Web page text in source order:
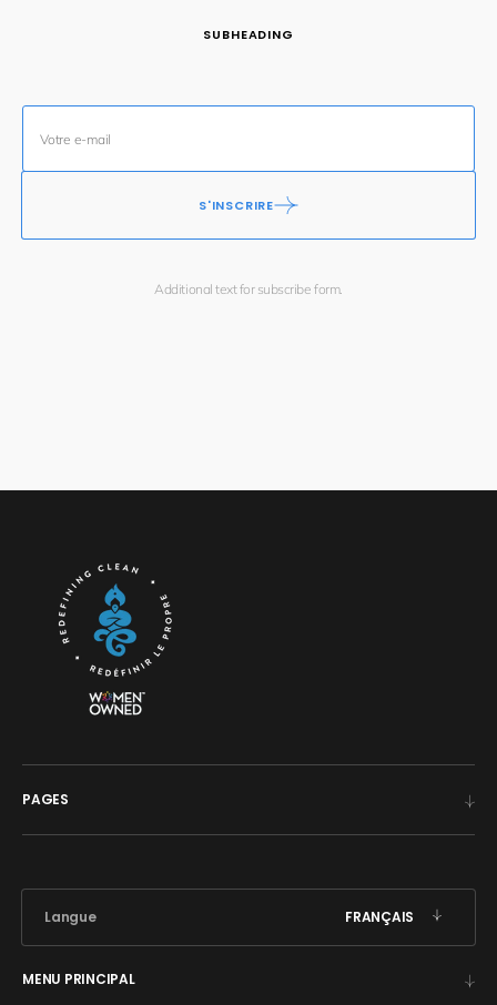
SUBHEADING
S'INSCRIRE
Additional text for subscribe form.
PAGES
Langue FRANÇAIS
MENU PRINCIPAL